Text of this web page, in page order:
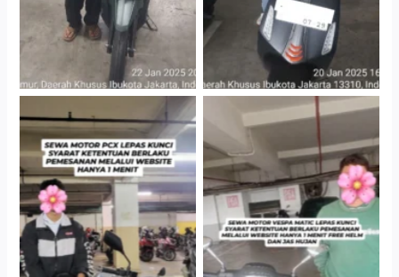
Hotel Kartika Chandra,
Jakarta Selatan
Cityplaza Jatinegara
Gedung Parkir P6A